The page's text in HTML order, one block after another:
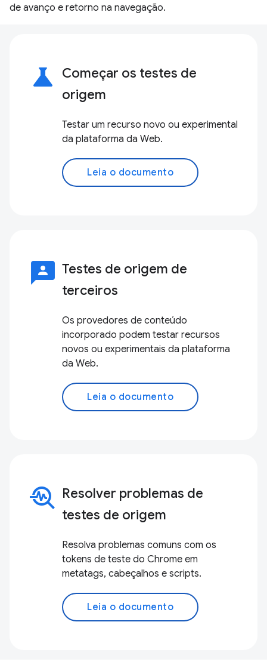
de avanço e retorno na navegação.
science
Começar os testes de
origem
Testar um recurso novo ou experimental
da plataforma da Web.
Leia o documento
3p Testes de origem de
terceiros
Os provedores de conteúdo
incorporado podem testar recursos
novos ou experimentais da plataforma
da Web.
Leia o documento
troubleshoot
Resolver problemas de
testes de origem
Resolva problemas comuns com os
tokens de teste do Chrome em
metatags, cabeçalhos e scripts.
Leia o documento